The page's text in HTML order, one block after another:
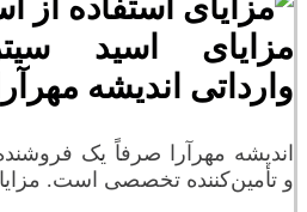
مزایای اسید
وارداتی اندیشه مهرآرا
اندیشه مهرآرا صرفاً یک
و تأمین‌کننده تخصصی است.